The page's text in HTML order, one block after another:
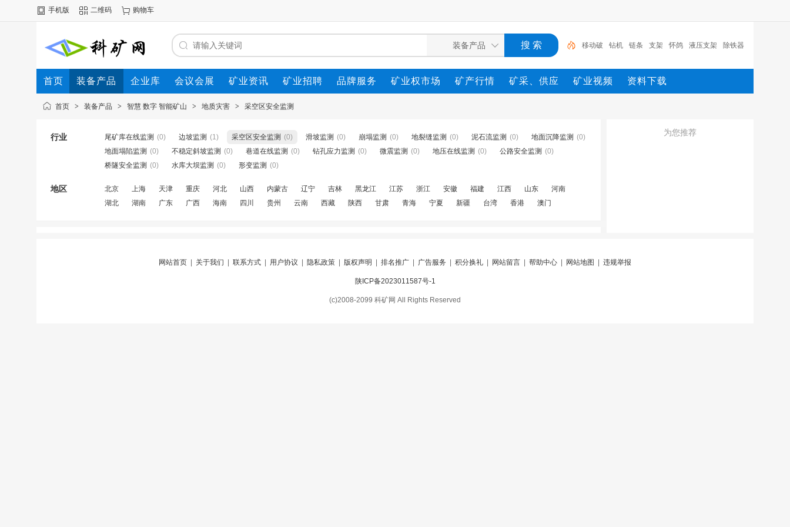
手机版 二维码 购物车
移动破 钻机 链条 支架 怀鸽 液压支架 除铁器
锚杆 电机 矿
首页 装备产品 企业库 会议会展 矿业资讯 矿业招聘 品牌服务 矿业权市场 矿产行情 矿采、供应 矿业视频 资料下载
首页 > 装备产品 > 智慧 数字 智能矿山 > 地质灾害 > 采空区安全监测
行业 尾矿库在线监测 (0) 边坡监测 (1) 采空区安全监测 (0) 滑坡监测 (0) 崩塌监测 (0) 地裂缝监测 (0) 泥石流监测 (0) 地面沉降监测 (0)
地面塌陷监测 (0) 不稳定斜坡监测 (0) 巷道在线监测 (0) 钻孔应力监测 (0) 微震监测 (0) 地压在线监测 (0) 公路安全监测 (0)
桥隧安全监测 (0) 水库大坝监测 (0) 形变监测 (0)
地区 北京 上海 天津 重庆 河北 山西 内蒙古 辽宁 吉林 黑龙江 江苏 浙江 安徽 福建 江西 山东
河南
湖北
湖南 广东 广西 海南 四川 贵州 云南 西藏 陕西 甘肃 青海 宁夏 新疆 台湾 香港 澳门
为您推荐
网站首页 关于我们 联系方式 用户协议 隐私政策 版权声明 排名推广 广告服务 积分换礼 网站留言 帮助中心 网站地图 违规举报
陕ICP备2023011587号-1
(c)2008-2099 科矿网 All Rights Reserved